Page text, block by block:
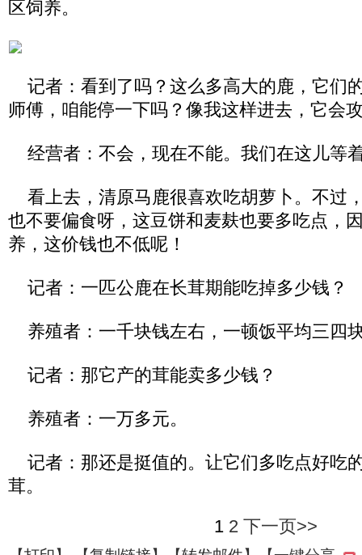
区饲养。
记者：看到了吗？这么多高大的鹿，它们
师傅，咱能停一下吗？像我这样进去，它会
经营者：不会，现在不能。我们在这儿等
看上去，清原马鹿很喜欢吃胡萝卜。不过
也不要偏食呀，这豆饼和麦麸也要多吃点，
养，这价钱也不低呢！
记者：一匹公鹿在长茸期能吃掉多少钱？
养殖者：一千块钱左右，一顿饭平均三四
记者：那它产的茸能卖多少钱？
养殖者：一万多元。
记者：那还是挺值的。让它们多吃点好吃
茸。
1 2 下一页>>